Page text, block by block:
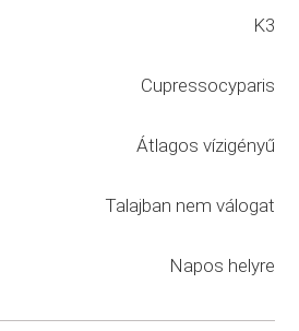
K3
Cupressocyparis
Átlagos vízigényű
Talajban nem válogat
Napos helyre